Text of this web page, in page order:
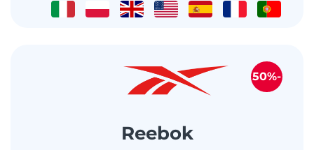
Reebok
-50%